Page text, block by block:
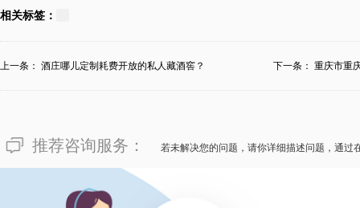
相关标签：
上一条： 酒庄哪儿定制耗费开放的私人藏酒窖？ 下一条： 重庆市重
推荐咨询服务： 若未解决您的问题，请你详细描述问题，通过